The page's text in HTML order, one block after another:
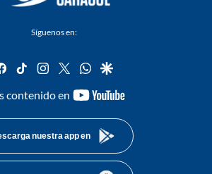
Síguenos en:
facebook
tiktok instagram
twitterwhatsapp
google
contenido en
youtube-
nuestra app en